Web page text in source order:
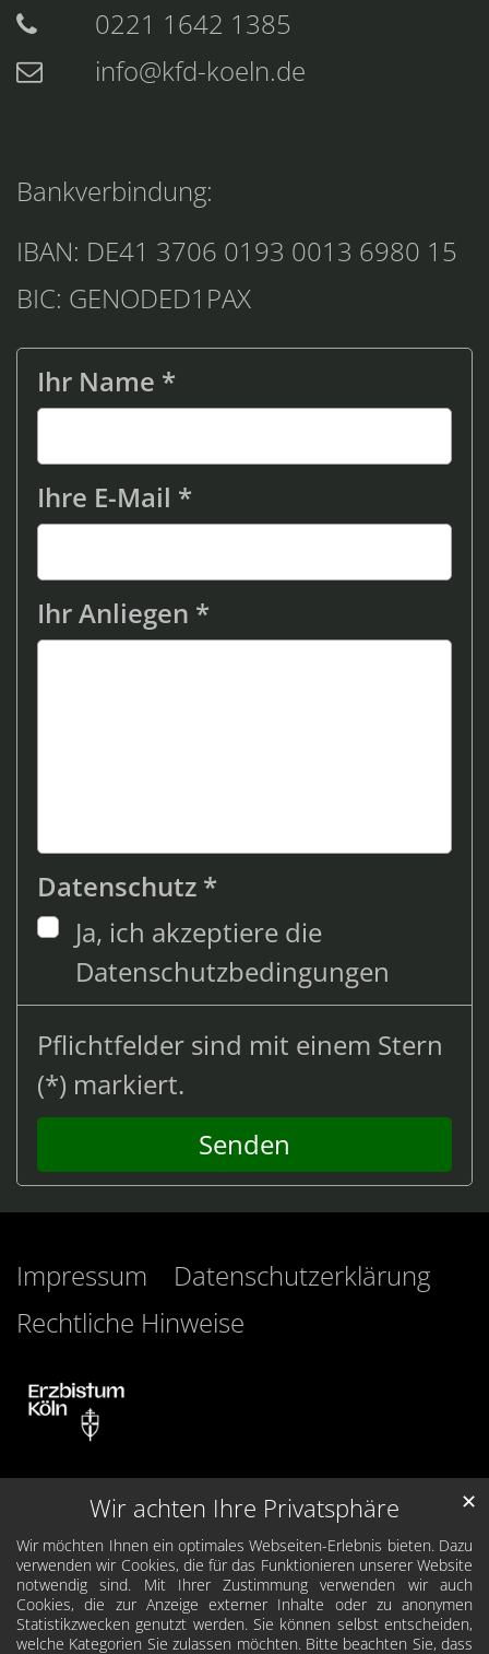
Wir achten Ihre Privatsphäre
Wir möchten Ihnen ein optimales Webseiten-Erlebnis bieten. Dazu
verwenden wir Cookies, die für das Funktionieren unserer Website
notwendig sind. Mit Ihrer Zustimmung verwenden wir auch
Cookies, die zur Anzeige externer Inhalte oder zu anonymen
Statistikzwecken genutzt werden. Sie können selbst entscheiden,
welche Kategorien Sie zulassen möchten. Bitte beachten Sie, dass
✕
Ihr Name *
Ihre E-Mail *
Ihr Anliegen *
Datenschutz *
Ja, ich akzeptiere die
Datenschutzbedingungen
Pflichtfelder sind mit einem Stern
(*) markiert.
0221 1642 1385
info@kfd-koeln.de
Bankverbindung:
IBAN: DE41 3706 0193 0013 6980 15
BIC: GENODED1PAX
Impressum
Datenschutzerklärung
Rechtliche Hinweise